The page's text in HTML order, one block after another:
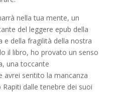
nella tua mente, un
del leggere epub della
e della fragilità della nostra
il libro, ho provato un senso
una toccante
avrei sentito la mancanza
dalle tenebre dei suoi